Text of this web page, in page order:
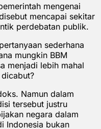
mengenai
mencapai sekitar
perdebatan publik.
sederhana
mungkin BBM
menjadi lebih mahal
Namun dalam
tersebut justru
negara dalam
Indonesia bukan